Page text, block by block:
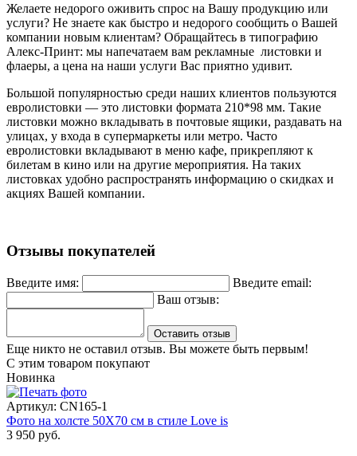
Желаете недорого оживить спрос на Вашу продукцию или
услуги? Не знаете как быстро и недорого сообщить о Вашей
компании новым клиентам? Обращайтесь в типографию
Алекс-Принт: мы напечатаем вам рекламные листовки и
флаеры, а цена на наши услуги Вас приятно удивит.
Большой популярностью среди наших клиентов пользуются
евролистовки — это листовки формата 210*98 мм. Такие
листовки можно вкладывать в почтовые ящики, раздавать на
улицах, у входа в супермаркеты или метро. Часто
евролистовки вкладывают в меню кафе, прикрепляют к
билетам в кино или на другие мероприятия. На таких
листовках удобно распространять информацию о скидках и
акциях Вашей компании.
Отзывы покупателей
Введите имя:
Введите email:
Ваш отзыв:
Оставить отзыв
Еще никто не оставил отзыв. Вы можете быть первым!
С этим товаром покупают
Новинка
Артикул: CN165-1
Фото на холсте 50Х70 см в стиле Love is
3 950 руб.